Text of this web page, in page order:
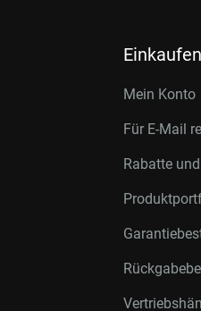
Einkaufen
Mein Konto
Für E-Mail
Rabatte